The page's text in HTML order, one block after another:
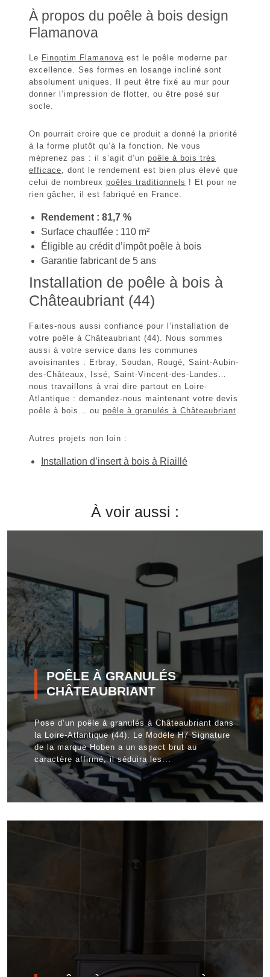
À propos du poêle à bois design
Flamanova
Le Finoptim Flamanova est le poêle moderne par
excellence. Ses formes en
losange incliné sont
absolument uniques. Il peut être fixé au mur pour
donner l’impression de flotter, ou être posé sur
socle.
On pourrait croire que ce produit a donné la priorité
à la forme plutôt qu’à la fonction. Ne vous
méprenez pas : il s’agit d’un poêle à bois très
efficace, dont le rendement est bien plus élevé que
celui de nombreux poêles traditionnels ! Et pour ne
rien gâcher, il est fabriqué en France.
Rendement : 81,7 %
Surface chauffée : 110 m²
Éligible au crédit d’impôt poêle à bois
Garantie fabricant de 5 ans
Installation de poêle à bois à
Châteaubriant (44)
Faites-nous aussi confiance pour l’installation de
votre poêle à Châteaubriant (44). Nous sommes
aussi à votre service dans les communes
avoisinantes : Erbray, Soudan, Rougé, Saint-Aubin-
des-Châteaux, Issé, Saint-Vincent-des-Landes…
nous travaillons à vrai dire partout en Loire-
Atlantique : demandez-nous maintenant votre devis
poêle à bois… ou poêle à granulés à Châteaubriant.
Autres projets non loin :
Installation d’insert à bois à Riaillé
À voir aussi :
POÊLE À GRANULÉS
CHÂTEAUBRIANT
Pose d’un poêle à granulés à Châteaubriant dans
la Loire-Atlantique (44). Le Modèle H7 Signature
de la marque Hoben a un aspect brut au
caractère affirmé, il séduira les...